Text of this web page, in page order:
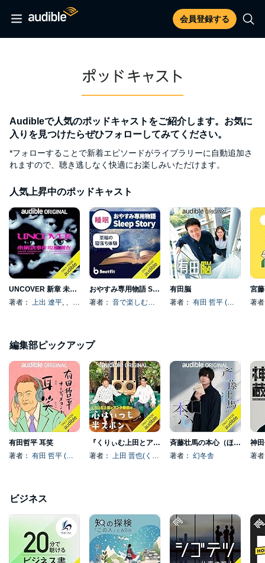
会員登録する
Audibleで人気のポッドキャストをご紹介します。お気に
入りを見つけたらぜひフォローしてみてください。
*フォローすることで新着エピソードがライブラリーに自動追加さ
れますので、聴き逃しなく快適にお楽しみいただけます。
人気上昇中のポッドキャスト
UNCOVER 新章 未解決事件現地調査
著者： 上出 遼平, 、その他
おやすみ専用物語 Sleep Story
著者： 音で楽しむフィットネスアプリBeatfit
有田脳
著者： 有田 哲平 (くりぃむしちゅー) 著
編集部ピックアップ
有田哲平 耳笑
著者： 有田 哲平 (くりぃむしちゅー)
『くりぃむ上田とアンタ柴田の心はいつも半ズボン』
著者： 上田 晋也(くりぃむしちゅー) , 、その他
斉藤壮馬の本心（ほんごころ）
著者： 幻冬舎
神
著
ビジネス